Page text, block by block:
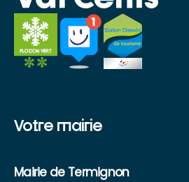
Votre mairie
Mairie de Termignon